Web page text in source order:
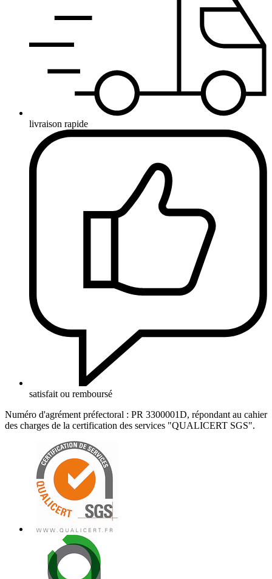
livraison rapide
satisfait ou remboursé
Numéro d'agrément préfectoral : PR 3300001D, répondant au cahier
des charges de la certification des services "QUALICERT SGS".